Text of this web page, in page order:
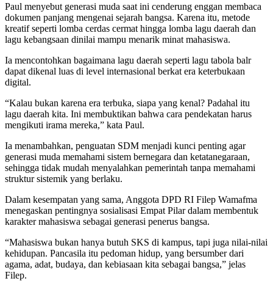
Paul menyebut generasi muda saat ini cenderung enggan membaca
dokumen panjang mengenai sejarah bangsa. Karena itu, metode
kreatif seperti lomba cerdas cermat hingga lomba lagu daerah dan
lagu kebangsaan dinilai mampu menarik minat mahasiswa.
Ia mencontohkan bagaimana lagu daerah seperti lagu tabola balr
dapat dikenal luas di level internasional berkat era keterbukaan
digital.
“Kalau bukan karena era terbuka, siapa yang kenal? Padahal itu
lagu daerah kita. Ini membuktikan bahwa cara pendekatan harus
mengikuti irama mereka,” kata Paul.
Ia menambahkan, penguatan SDM menjadi kunci penting agar
generasi muda memahami sistem bernegara dan ketatanegaraan,
sehingga tidak mudah menyalahkan pemerintah tanpa memahami
struktur sistemik yang berlaku.
Dalam kesempatan yang sama, Anggota DPD RI Filep Wamafma
menegaskan pentingnya sosialisasi Empat Pilar dalam membentuk
karakter mahasiswa sebagai generasi penerus bangsa.
“Mahasiswa bukan hanya butuh SKS di kampus, tapi juga nilai-nilai
kehidupan. Pancasila itu pedoman hidup, yang bersumber dari
agama, adat, budaya, dan kebiasaan kita sebagai bangsa,” jelas
Filep.